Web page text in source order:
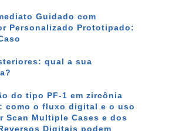
Guidado com
Personalizado Prototipado:
qual a sua
do tipo PF-1 em zircônia
como o fluxo digital e o uso
Scan Multiple Cases e dos
Digitais podem